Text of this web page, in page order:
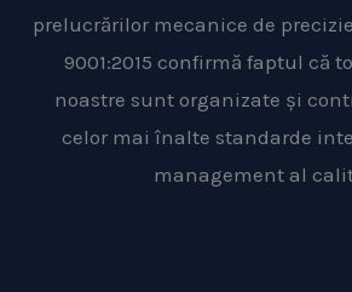
prelucrărilor mecanice de
9001:2015 confirmă faptul că
noastre sunt organizate și
celor mai înalte standarde
management al